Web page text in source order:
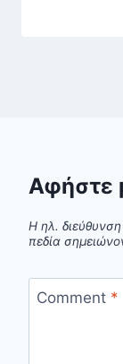
Αφήστε
Η ηλ. διεύθυνση
πεδία
Comment *